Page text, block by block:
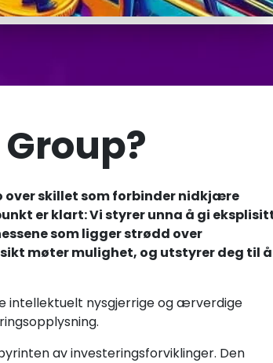
over skillet som forbinder nidkjære
er klart: Vi styrer unna å gi
som ligger strødd over
møter mulighet, og utstyrer deg til å
intellektuelt nysgjerrige og ærverdige
av investeringsforviklinger. Den